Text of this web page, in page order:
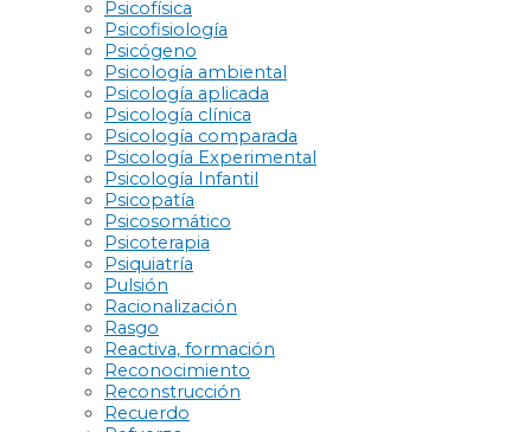
Psicofísica
Psicofisiología
Psicógeno
Psicología ambiental
Psicología aplicada
Psicología clínica
Psicología comparada
Psicología Experimental
Psicología Infantil
Psicopatía
Psicosomático
Psicoterapia
Psiquiatría
Pulsión
Racionalización
Rasgo
Reactiva, formación
Reconocimiento
Reconstrucción
Recuerdo